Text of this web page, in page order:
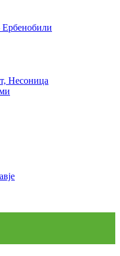
Ербенобили
Несоница